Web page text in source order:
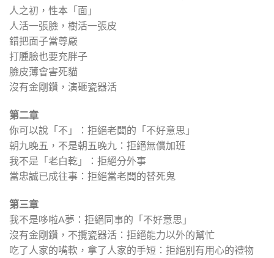
人之初，性本「面」
人活一張臉，樹活一張皮
錯把面子當尊嚴
打腫臉也要充胖子
臉皮薄會害死貓
沒有金剛鑽，演砸瓷器活
第二章
你可以說「不」：拒絕老闆的「不好意思」
朝九晚五，不是朝五晚九：拒絕無償加班
我不是「老白乾」：拒絕分外事
當忠誠已成往事：拒絕當老闆的替死鬼
第三章
我不是哆啦A夢：拒絕同事的「不好意思」
沒有金剛鑽，不攬瓷器活：拒絕能力以外的幫忙
吃了人家的嘴軟，拿了人家的手短：拒絕別有用心的禮物